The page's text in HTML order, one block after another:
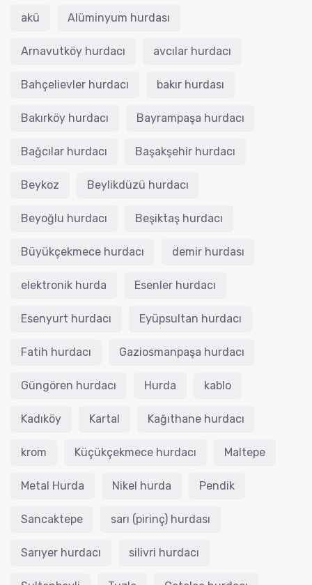
akü Alüminyum hurdası
Arnavutköy hurdacı avcılar hurdacı
Bahçelievler hurdacı bakır hurdası
Bakırköy hurdacı Bayrampaşa hurdacı
Bağcılar hurdacı Başakşehir hurdacı
Beykoz Beylikdüzü hurdacı
Beyoğlu hurdacı Beşiktaş hurdacı
Büyükçekmece hurdacı demir hurdası
elektronik hurda Esenler hurdacı
Esenyurt hurdacı Eyüpsultan hurdacı
Fatih hurdacı Gaziosmanpaşa hurdacı
Güngören hurdacı Hurda kablo
Kadıköy Kartal Kağıthane hurdacı
krom Küçükçekmece hurdacı Maltepe
Metal Hurda Nikel hurda Pendik
Sancaktepe sarı (pirinç) hurdası
Sarıyer hurdacı silivri hurdacı